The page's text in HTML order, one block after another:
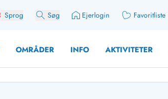
Sprog Søg Ejerlogin Favoritliste
OMRÅDER INFO AKTIVITETER